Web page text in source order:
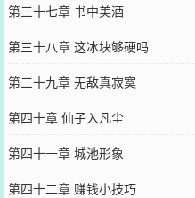
第三十七章 书中美酒
第三十八章 这冰块够硬吗
第三十九章 无敌真寂寞
第四十章 仙子入凡尘
第四十一章 城池形象
第四十二章 赚钱小技巧